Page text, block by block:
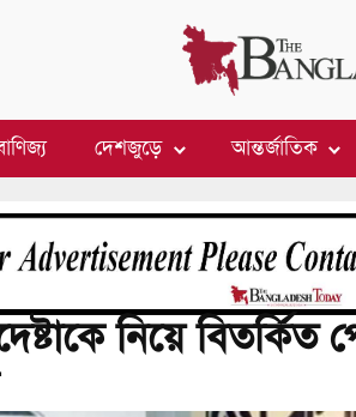
দেশজুড়ে আন্তর্জাতিক
নিয়ে বিতর্কিত